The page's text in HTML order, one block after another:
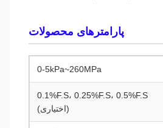
پارامترهای محصولات
0-5kPa~260MPa
0.1%F.S، 0.25%F.S، 0.5%F.S
(اختیاری)